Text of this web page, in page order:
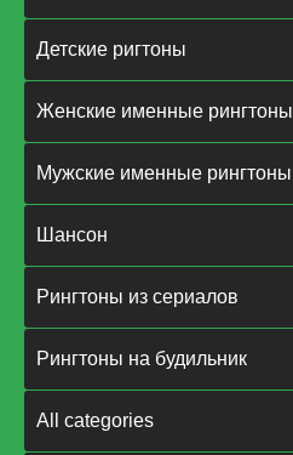
Детские ригтоны
Женские именные рингтоны
Мужские именные рингтоны
Шансон
Рингтоны из сериалов
Рингтоны на будильник
All categories